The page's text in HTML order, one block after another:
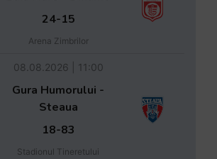
24-15
Arena Zimbrilor
08.08.2026 | 11:00
Gura Humorului -
Steaua
18-83
Stadionul Tineretului